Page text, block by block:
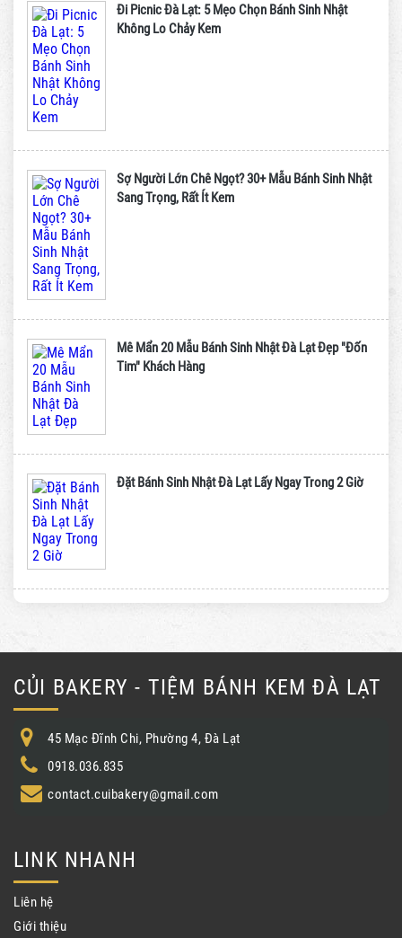
Đi Picnic Đà Lạt: 5 Mẹo Chọn Bánh Sinh Nhật
Không Lo Chảy Kem
Sợ Người Lớn Chê Ngọt? 30+ Mẫu Bánh Sinh Nhật
Sang Trọng, Rất Ít Kem
Mê Mẩn 20 Mẫu Bánh Sinh Nhật Đà Lạt Đẹp "Đốn
Tim" Khách Hàng
Đặt Bánh Sinh Nhật Đà Lạt Lấy Ngay Trong 2 Giờ
CỦI BAKERY - TIỆM BÁNH KEM ĐÀ LẠT
45 Mạc Đĩnh Chi, Phường 4, Đà Lạt
0918.036.835
contact.cuibakery@gmail.com
LINK NHANH
Liên hệ
Giới thiệu